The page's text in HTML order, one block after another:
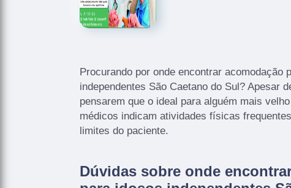
Procurando por onde encontrar acomodação
independentes São Caetano do Sul? Apesar
pensarem que o ideal para alguém mais
médicos indicam atividades físicas
limites do paciente.
Dúvidas sobre onde